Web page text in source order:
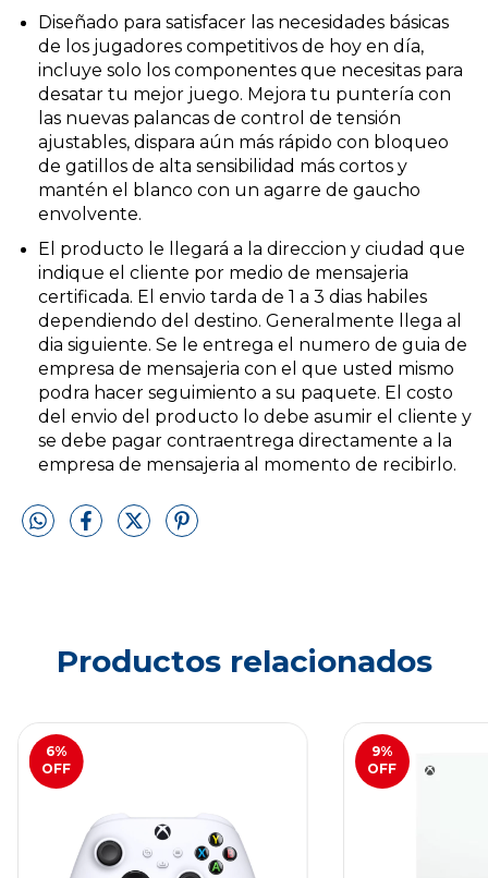
Diseñado para satisfacer las necesidades básicas
de los jugadores competitivos de hoy en día,
incluye solo los componentes que necesitas para
desatar tu mejor juego. Mejora tu puntería con
las nuevas palancas de control de tensión
ajustables, dispara aún más rápido con bloqueo
de gatillos de alta sensibilidad más cortos y
mantén el blanco con un agarre de gaucho
envolvente.
El producto le llegará a la direccion y ciudad que
indique el cliente por medio de mensajeria
certificada. El envio tarda de 1 a 3 dias habiles
dependiendo del destino. Generalmente llega al
dia siguiente. Se le entrega el numero de guia de
empresa de mensajeria con el que usted mismo
podra hacer seguimiento a su paquete. El costo
del envio del producto lo debe asumir el cliente y
se debe pagar contraentrega directamente a la
empresa de mensajeria al momento de recibirlo.
Productos relacionados
6%
OFF
9%
OFF